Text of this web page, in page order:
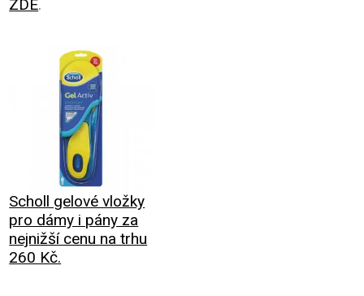
ZDE.
Scholl gelové vložky
pro dámy i pány za
nejnižší cenu na trhu
260 Kč.